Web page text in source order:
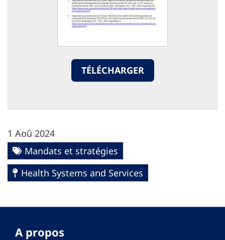
TÉLÉCHARGER
1 Aoû 2024
Mandats et stratégies
Health Systems and Services
A propos